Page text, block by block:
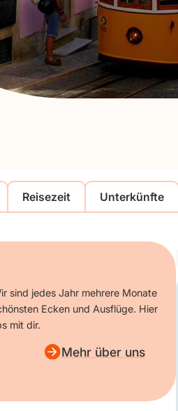
Reisezeit Unterkünfte
sind jedes Jahr mehrere Monate
Ecken und Ausflüge. Hier
mit dir.
Mehr über uns